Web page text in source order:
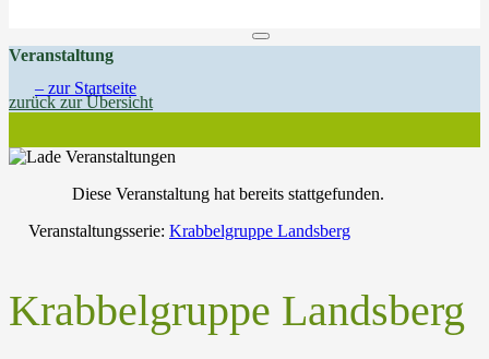
Veranstaltung
zurück zur Übersicht
Diese Veranstaltung hat bereits stattgefunden.
Veranstaltungsserie: Krabbelgruppe Landsberg
Krabbelgruppe Landsberg